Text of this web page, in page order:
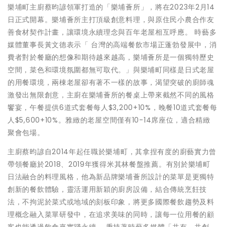
樂埔町主廚蔡昀諺領軍打造的「樂埔薈所」，將在2023年2月14
日正式開幕。樂埔薈所主打頂級創意料理，與原住民小農合作友
善食材契作計畫，讓環境永續理念與百年老屋相互呼應。 時藝多
媒體董事長黃文德表示「 台灣的高端餐飲市場正蓬勃發展中，消
費者對於餐廳的想像和期待越來越高，樂埔薈所是一個獨特歷史
空間，菜色和環境氛圍都無可取代。」與樂埔町同樣是日式老屋
的用餐環境，兩棟老屋卻有著不一樣的故事，渴望突破的廚師魂
激發出無限創意，主廚在樂埔薈所的餐桌上帶來截然不同的風格
饗宴，午餐提供6道式套餐每人$3,200+10%，晚餐10道式套餐每
人$5,600+10%。雅緻的老屋空間僅有10-14席座位，適合精緻
聚會包場。
主廚蔡昀諺自2014年起任職於樂埔町，其拿捏有度的廚藝實力曾
帶領餐廳於2018、2019年獲得米其林餐盤推薦。有別於樂埔町
日法融合的料理風格，他為新品牌樂埔薈所設計的菜單是更獨特
創新的餐飲體驗，靈活運用新穎的廚房設備，結合傳統烹飪技
法，不拘泥於菜式或地域的刻板印象，將更多國際餐飲趨勢及料
理概念融入菜單研發中，在追求美味的同時，讓每一位用餐的顧